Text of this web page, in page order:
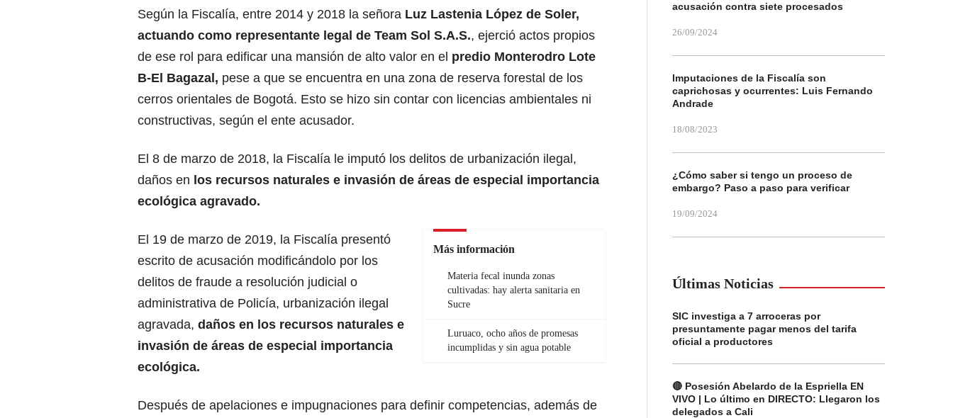
Según la Fiscalía, entre 2014 y 2018 la señora Luz Lastenia López de Soler,
actuando como representante legal de Team Sol S.A.S., ejerció actos propios
de ese rol para edificar una mansión de alto valor en el predio Monterodro Lote
B-El Bagazal, pese a que se encuentra en una zona de reserva forestal de los
cerros orientales de Bogotá. Esto se hizo sin contar con licencias ambientales ni
constructivas, según el ente acusador.
El 8 de marzo de 2018, la Fiscalía le imputó los delitos de urbanización ilegal,
daños en los recursos naturales e invasión de áreas de especial importancia
ecológica agravado.
Más información
Materia fecal inunda zonas
cultivadas: hay alerta sanitaria en
Sucre
Luruaco, ocho años de promesas
incumplidas y sin agua potable
El 19 de marzo de 2019, la Fiscalía presentó
escrito de acusación modificándolo por los
delitos de fraude a resolución judicial o
administrativa de Policía, urbanización ilegal
agravada, daños en los recursos naturales e
invasión de áreas de especial importancia
ecológica.
Después de apelaciones e impugnaciones para definir competencias, además de
acusación contra siete procesados
26/09/2024
Imputaciones de la Fiscalía son
caprichosas y ocurrentes: Luis Fernando
Andrade
18/08/2023
¿Cómo saber si tengo un proceso de
embargo? Paso a paso para verificar
19/09/2024
Últimas Noticias
SIC investiga a 7 arroceras por
presuntamente pagar menos del tarifa
oficial a productores
🔴 Posesión Abelardo de la Espriella EN
VIVO | Lo último en DIRECTO: Llegaron los
delegados a Cali